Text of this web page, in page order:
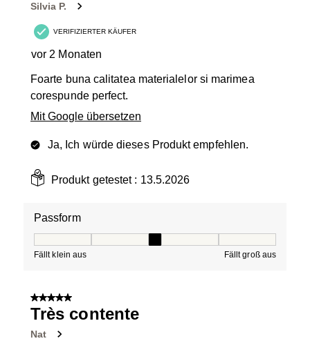
Silvia P.
VERIFIZIERTER KÄUFER
vor 2 Monaten
Foarte buna calitatea materialelor si marimea
corespunde perfect.
Mit Google übersetzen
Ja, Ich würde dieses Produkt empfehlen.
Produkt getestet : 13.5.2026
Passform
Fällt klein aus Fällt groß aus
5 von 5 Sternen.
Très contente
Nat